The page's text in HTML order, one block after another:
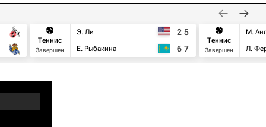
Теннис
Завершен
Э. Ли
Е. Рыбакина
2 5
6 7
Теннис
Завершен
М.
Л.